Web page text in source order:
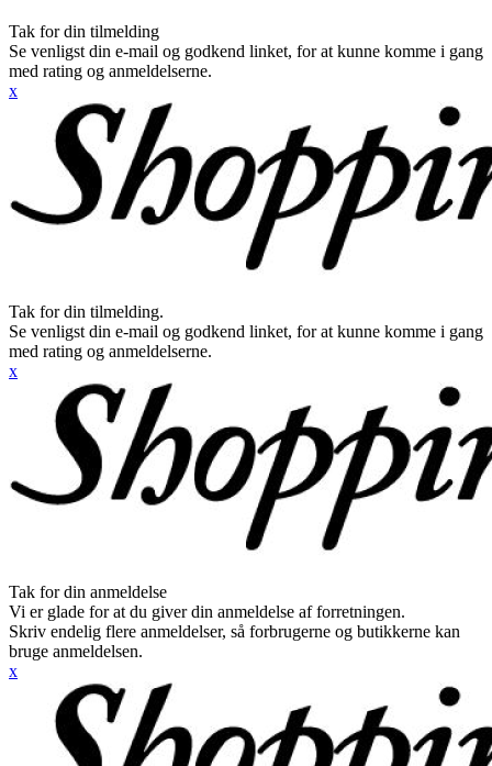
Tak for din tilmelding
Se venligst din e-mail og godkend linket, for at kunne komme i gang
med rating og anmeldelserne.
x
Tak for din tilmelding.
Se venligst din e-mail og godkend linket, for at kunne komme i gang
med rating og anmeldelserne.
x
Tak for din anmeldelse
Vi er glade for at du giver din anmeldelse af forretningen.
Skriv endelig flere anmeldelser, så forbrugerne og butikkerne kan
bruge anmeldelsen.
x